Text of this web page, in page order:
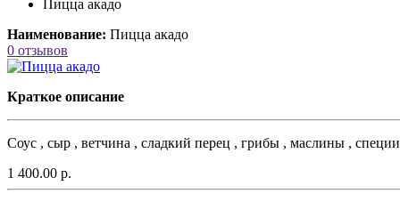
Пицца акадо
Наименование: Пицца акадо
0 отзывов
Краткое описание
Соус , сыр , ветчина , сладкий перец , грибы , маслины ,
1 400.00 р.